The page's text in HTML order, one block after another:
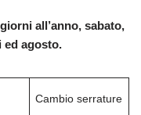
all’anno, sabato,
ed agosto.
Cambio serrature